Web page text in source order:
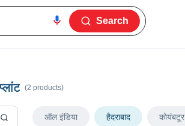
Search
(2 products)
ऑल इंडिया हैदराबाद कोयंबटूर